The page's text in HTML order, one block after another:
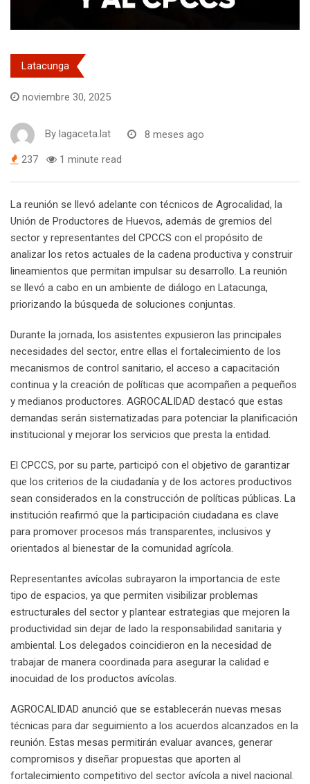
Latacunga
noviembre 30, 2025
By lagaceta.lat 8 meses ago
237 1 minute read
La reunión se llevó adelante con técnicos de Agrocalidad, la
Unión de Productores de Huevos, además de gremios del
sector y representantes del CPCCS con el propósito de
analizar los retos actuales de la cadena productiva y construir
lineamientos que permitan impulsar su desarrollo. La reunión
se llevó a cabo en un ambiente de diálogo en Latacunga,
priorizando la búsqueda de soluciones conjuntas.
Durante la jornada, los asistentes expusieron las principales
necesidades del sector, entre ellas el fortalecimiento de los
mecanismos de control sanitario, el acceso a capacitación
continua y la creación de políticas que acompañen a pequeños
y medianos productores. AGROCALIDAD destacó que estas
demandas serán sistematizadas para potenciar la planificación
institucional y mejorar los servicios que presta la entidad.
El CPCCS, por su parte, participó con el objetivo de garantizar
que los criterios de la ciudadanía y de los actores productivos
sean considerados en la construcción de políticas públicas. La
institución reafirmó que la participación ciudadana es clave
para promover procesos más transparentes, inclusivos y
orientados al bienestar de la comunidad agrícola.
Representantes avícolas subrayaron la importancia de este
tipo de espacios, ya que permiten visibilizar problemas
estructurales del sector y plantear estrategias que mejoren la
productividad sin dejar de lado la responsabilidad sanitaria y
ambiental. Los delegados coincidieron en la necesidad de
trabajar de manera coordinada para asegurar la calidad e
inocuidad de los productos avícolas.
AGROCALIDAD anunció que se establecerán nuevas mesas
técnicas para dar seguimiento a los acuerdos alcanzados en la
reunión. Estas mesas permitirán evaluar avances, generar
compromisos y diseñar propuestas que aporten al
fortalecimiento competitivo del sector avícola a nivel nacional.